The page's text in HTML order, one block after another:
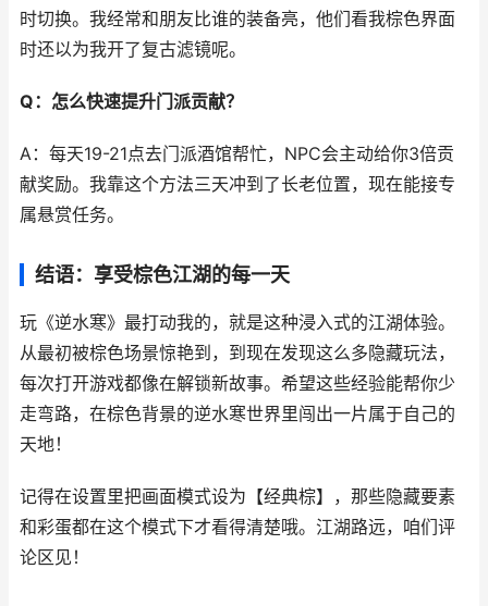
时切换。我经常和朋友比谁的装备亮，他们看我棕色界面
时还以为我开了复古滤镜呢。
Q：怎么快速提升门派贡献？
A：每天19-21点去门派酒馆帮忙，NPC会主动给你3倍贡
献奖励。我靠这个方法三天冲到了长老位置，现在能接专
属悬赏任务。
结语：享受棕色江湖的每一天
玩《逆水寒》最打动我的，就是这种浸入式的江湖体验。
从最初被棕色场景惊艳到，到现在发现这么多隐藏玩法，
每次打开游戏都像在解锁新故事。希望这些经验能帮你少
走弯路，在棕色背景的逆水寒世界里闯出一片属于自己的
天地！
记得在设置里把画面模式设为【经典棕】，那些隐藏要素
和彩蛋都在这个模式下才看得清楚哦。江湖路远，咱们评
论区见！